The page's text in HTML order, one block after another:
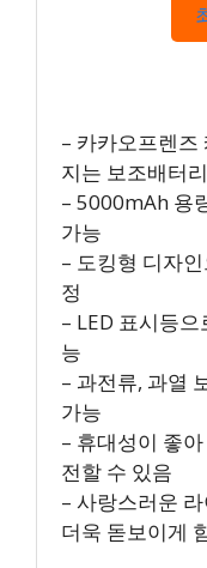
– 카카오프렌즈
지는 보조배터
– 5000mAh 용
가능
– 도킹형 디자
정
– LED 표시등
능
– 과전류, 과열
가능
– 휴대성이 좋
전할 수 있음
– 사랑스러운
더욱 돋보이게